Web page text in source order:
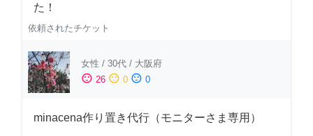
た！
依頼されたチケット
女性 / 30代 / 大阪府
sentiment_satisfied 26 sentiment_neutral 0 sentiment_dissatisfied 0
minacena作り置き代行（モニターさま専用）